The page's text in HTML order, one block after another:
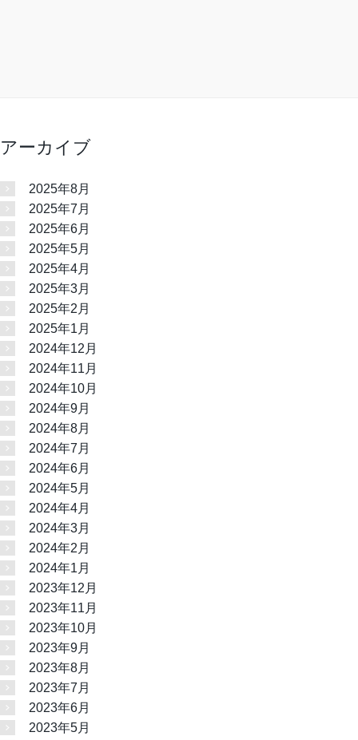
アーカイブ
2025年8月
2025年7月
2025年6月
2025年5月
2025年4月
2025年3月
2025年2月
2025年1月
2024年12月
2024年11月
2024年10月
2024年9月
2024年8月
2024年7月
2024年6月
2024年5月
2024年4月
2024年3月
2024年2月
2024年1月
2023年12月
2023年11月
2023年10月
2023年9月
2023年8月
2023年7月
2023年6月
2023年5月